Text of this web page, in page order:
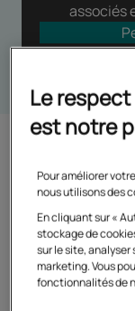
associés
Le
est notre
Pour améliorer
nous utilisons des
En cliquant sur «
stockage de
sur le site,
marketing. Vous
fonctionnalités de